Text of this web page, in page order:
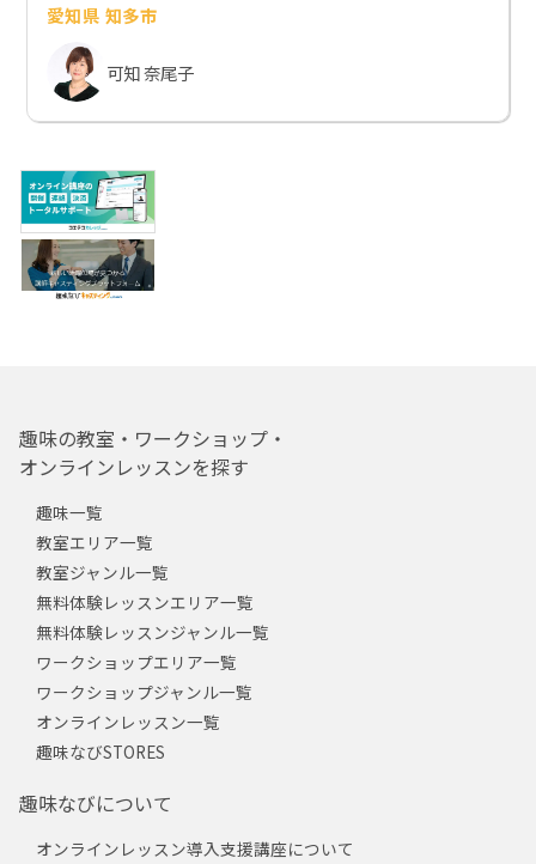
愛知県 知多市
可知 奈尾子
趣味の教室・ワークショップ・
オンラインレッスンを探す
趣味一覧
教室エリア一覧
教室ジャンル一覧
無料体験レッスンエリア一覧
無料体験レッスンジャンル一覧
ワークショップエリア一覧
ワークショップジャンル一覧
オンラインレッスン一覧
趣味なびSTORES
趣味なびについて
オンラインレッスン導入支援講座について